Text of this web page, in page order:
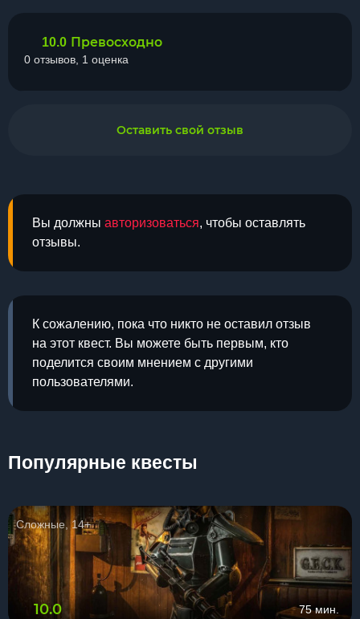
Вы должны авторизоваться, чтобы оставлять
отзывы.
К сожалению, пока что никто не оставил отзыв
на этот квест. Вы можете быть первым, кто
поделится своим мнением с другими
пользователями.
10.0 Превосходно
0 отзывов, 1 оценка
Оставить свой отзыв
Популярные квесты
Сложные, 14+
10.0 75 мин.